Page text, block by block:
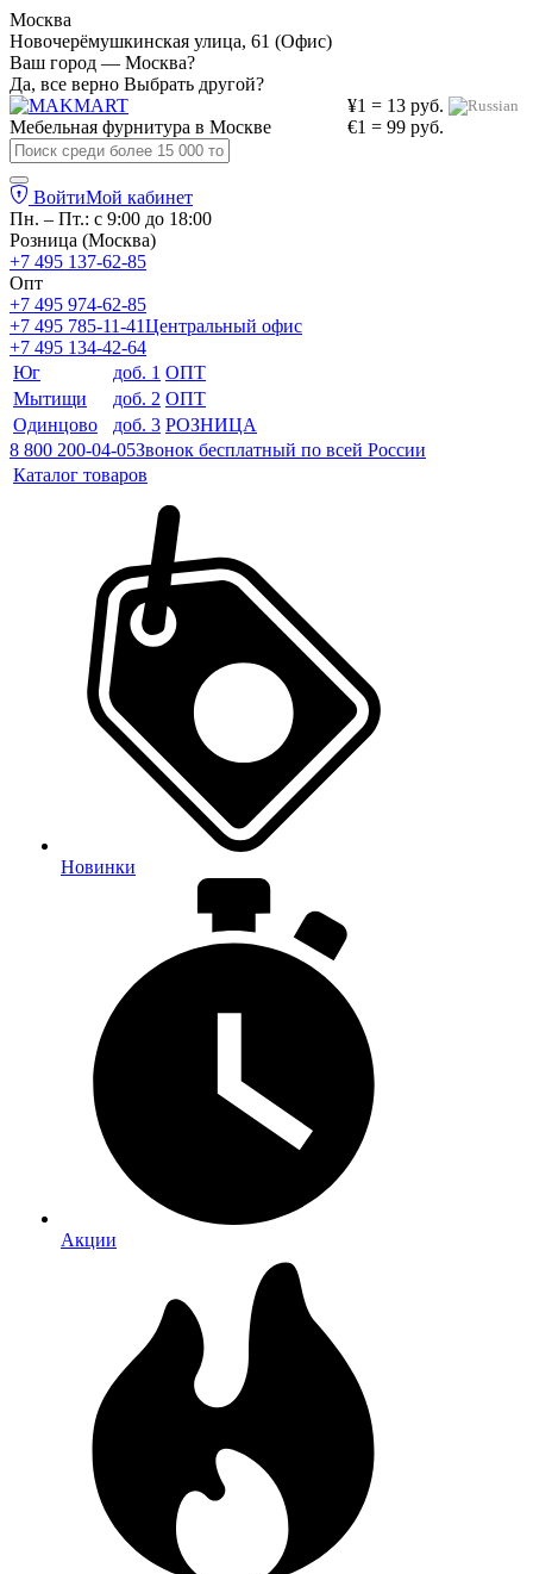
Москва
Новочерёмушкинская улица, 61 (Офис)
Ваш город — Москва?
Да, все верно Выбрать другой?
¥1 = 13 руб.
€1 = 99 руб.
Мебельная фурнитура в Москве
ВойтиМой кабинет
Пн. – Пт.: с 9:00 до 18:00
Розница (Москва)
+7 495 137-62-85
Опт
+7 495 974-62-85
+7 495 785-11-41Центральный офис
+7 495 134-42-64
Юг
доб. 1 ОПТ
Мытищи
доб. 2 ОПТ
Одинцово
доб. 3 РОЗНИЦА
8 800 200-04-05Звонок бесплатный по всей России
Каталог товаров
Новинки
Акции